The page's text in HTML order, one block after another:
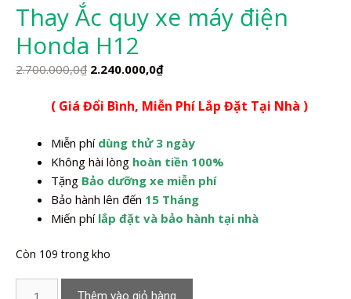
Thay Ắc quy xe máy điện
Honda H12
2.700.000,0₫ Giá
là:
2.240.000,0₫Giá
tại
2.240.000,0₫.
( Giá Đổi Bình, Miễn Phí Lắp Đặt Tại Nhà )
Miễn phí dùng thử 3 ngày
Không hài lòng hoàn tiền 100%
Tặng Bảo dưỡng xe miễn phí
Bảo hành lên đến 15 Tháng
Miến phí lắp đặt và bảo hành tại nhà
Còn 109 trong kho
Thêm vào giỏ hàng